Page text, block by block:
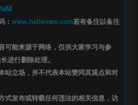
： www.hellovam.com若有备注以备注
可能来源于网络，仅供大家学习与参
进行删除处理。
站立场，并不代表本站赞同其观点和对
式发布或转载任何违法的相关信息，访